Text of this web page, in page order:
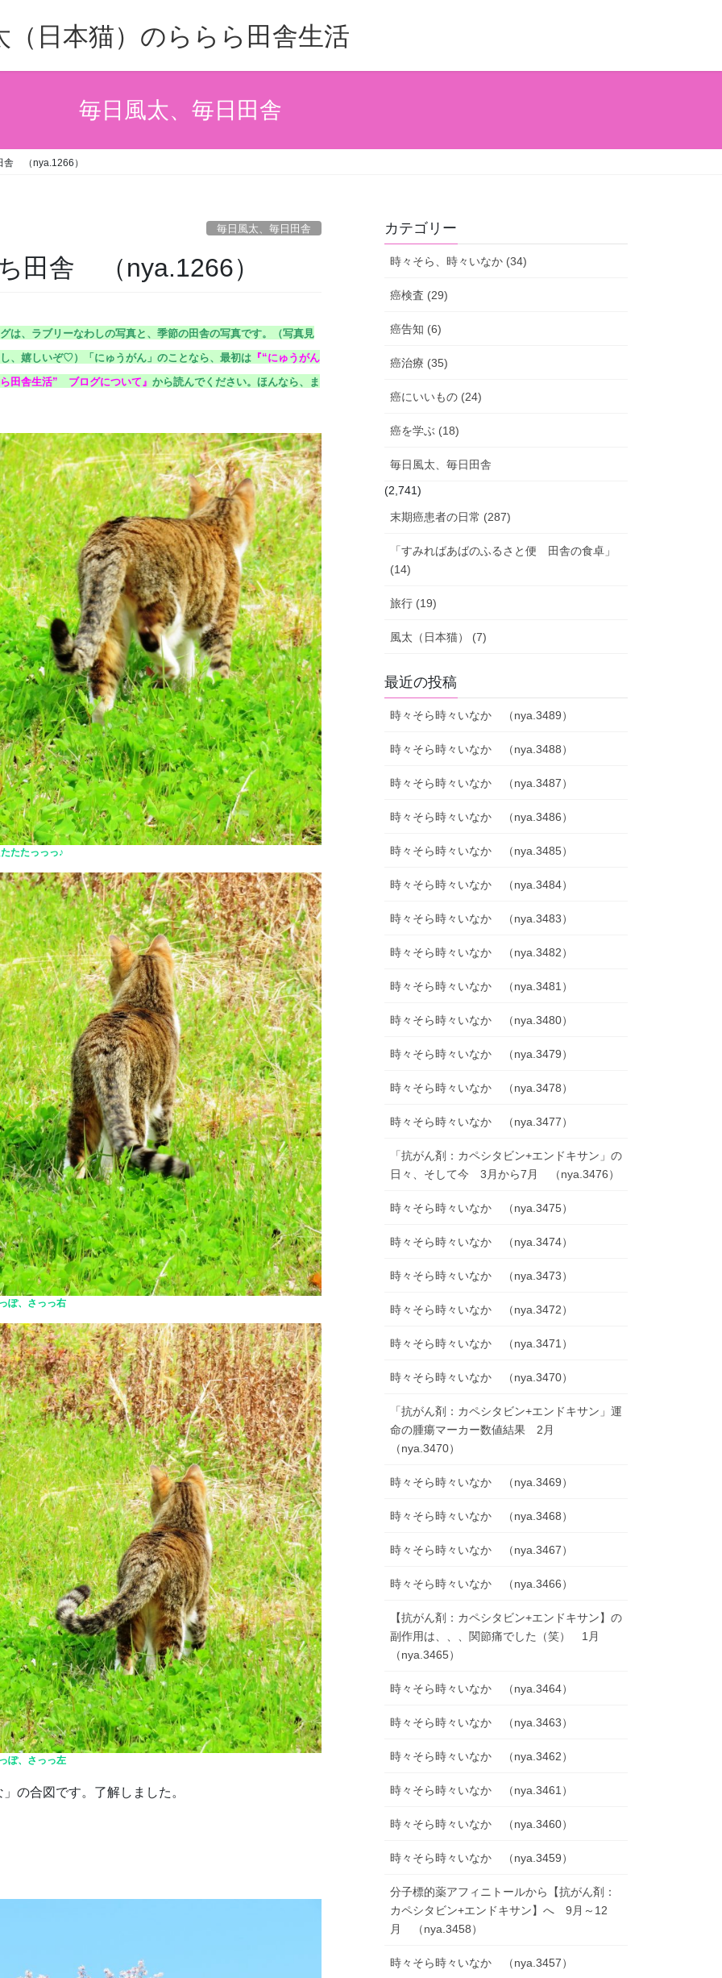
日本猫）のららら田舎生活
毎日風太、毎日田舎
舎 （nya.1266）
毎日風太、毎日田舎
田舎 （nya.1266）
は、ラブリーなわしの写真と、季節の田舎の写真です。（写真見
、嬉しいぞ♡）
「にゅうがん」のことなら、最初は 『“にゅうがん
田舎生活” ブログについて』 から読んでください。 ほんなら、ま
たたっっっ♪
ぽ、さっっ右
ぽ、さっっ左
の合図です。了解しました。
カテゴリー
時々そら、時々いなか (34)
癌検査 (29)
癌告知 (6)
癌治療 (35)
癌にいいもの (24)
癌を学ぶ (18)
毎日風太、毎日田舎
(2,741)
末期癌患者の日常 (287)
「すみればあばのふるさと便 田舎の食卓」
(14)
旅行 (19)
風太（日本猫） (7)
最近の投稿
時々そら時々いなか （nya.3489）
時々そら時々いなか （nya.3488）
時々そら時々いなか （nya.3487）
時々そら時々いなか （nya.3486）
時々そら時々いなか （nya.3485）
時々そら時々いなか （nya.3484）
時々そら時々いなか （nya.3483）
時々そら時々いなか （nya.3482）
時々そら時々いなか （nya.3481）
時々そら時々いなか （nya.3480）
時々そら時々いなか （nya.3479）
時々そら時々いなか （nya.3478）
時々そら時々いなか （nya.3477）
「抗がん剤：カペシタビン+エンドキサン」の
日々、そして今 3月から7月 （nya.3476）
時々そら時々いなか （nya.3475）
時々そら時々いなか （nya.3474）
時々そら時々いなか （nya.3473）
時々そら時々いなか （nya.3472）
時々そら時々いなか （nya.3471）
時々そら時々いなか （nya.3470）
「抗がん剤：カペシタビン+エンドキサン」運
命の腫瘍マーカー数値結果 2月
（nya.3470）
時々そら時々いなか （nya.3469）
時々そら時々いなか （nya.3468）
時々そら時々いなか （nya.3467）
時々そら時々いなか （nya.3466）
【抗がん剤：カペシタビン+エンドキサン】の
副作用は、、、関節痛でした（笑） 1月
（nya.3465）
時々そら時々いなか （nya.3464）
時々そら時々いなか （nya.3463）
時々そら時々いなか （nya.3462）
時々そら時々いなか （nya.3461）
時々そら時々いなか （nya.3460）
時々そら時々いなか （nya.3459）
分子標的薬アフィニトールから【抗がん剤：
カペシタビン+エンドキサン】へ 9月～12
月 （nya.3458）
時々そら時々いなか （nya.3457）